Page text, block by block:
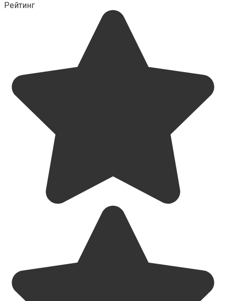
Рейтинг